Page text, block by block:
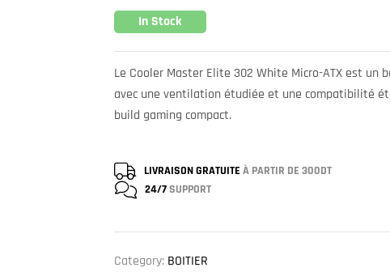
In Stock
Le Cooler Master Elite 302 White Micro-ATX est un
avec une ventilation étudiée et une compatibilité
build gaming compact.
LIVRAISON GRATUITE À PARTIR DE 300DT
24/7SUPPORT
Category: BOITIER